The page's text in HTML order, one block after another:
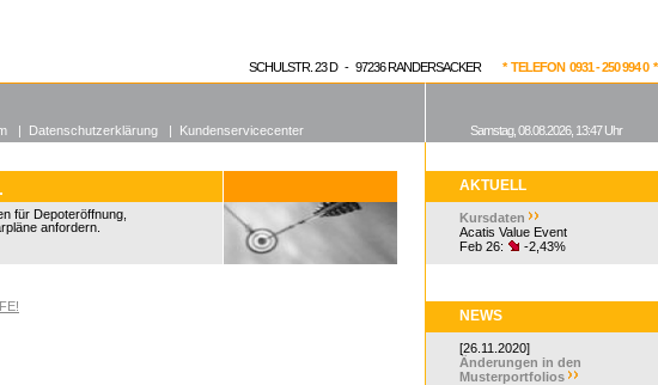
Fonds
Hedgefonds?
SCHULSTR. 23 D - 97236 RANDERSACKER * TELEFON 0931 - 250 994 0 *
für Depoteröffnung,
anfordern.
AKTUELL
Kursdaten
Acatis Value Event
Feb 26:
-2,43%
NEWS
[26.11.2020]
Änderungen in den
Musterportfolios
| Datenschutzerklärung | Kundenservicecenter Samstag, 08.08.2026, 13:47 Uhr